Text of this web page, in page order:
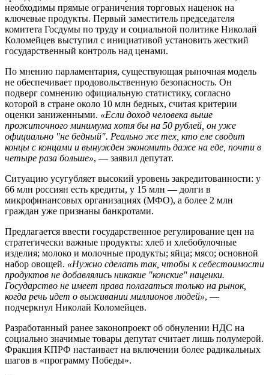
необходимы прямые ограничения торговых наценок на
ключевые продукты. Первый заместитель председателя
комитета Госдумы по труду и социальной политике Николай
Коломейцев выступил с инициативой установить жесткий
государственный контроль над ценами.
По мнению парламентария, существующая рыночная модель
не обеспечивает продовольственную безопасность. Он
подверг сомнению официальную статистику, согласно
которой в стране около 10 млн бедных, считая критерии
оценки заниженными. «Если доход человека выше
прожиточного минимума хотя бы на 50 рублей, он уже
официально "не бедный". Реально же тех, кто еле сводит
концы с концами и вынужден экономить даже на еде, почти в
четыре раза больше», — заявил депутат.
Ситуацию усугубляет высокий уровень закредитованности: у
66 млн россиян есть кредиты, у 15 млн — долги в
микрофинансовых организациях (МФО), а более 2 млн
граждан уже признаны банкротами.
Предлагается ввести государственное регулирование цен на
стратегически важные продукты: хлеб и хлебобулочные
изделия; молоко и молочные продукты; яйца; мясо; основной
набор овощей. «Нужно сделать так, чтобы к себестоимости
продуктов не добавлялись никакие "конские" наценки.
Государство не имеет права полагаться только на рынок,
когда речь идет о выживании миллионов людей», —
подчеркнул Николай Коломейцев.
Разработанный ранее законопроект об обнулении НДС на
социально значимые товары депутат считает лишь полумерой.
Фракция КПРФ настаивает на включении более радикальных
шагов в «программу Победы».